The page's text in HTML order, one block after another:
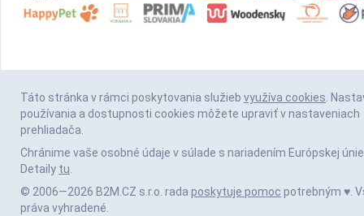
Táto stránka v rámci poskytovania služieb využíva cookies.
používania a dostupnosti cookies môžete upraviť v nastaveniach
prehliadača.
Chránime vaše osobné údaje v súlade s nariadením Európskej únie
Detaily tu.
© 2006—2026 B2M.CZ s.r.o. rada poskytuje pomoc potrebným ♥️.
práva vyhradené.